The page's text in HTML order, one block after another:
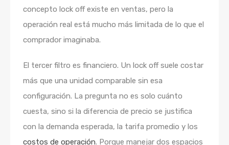
concepto lock off existe en ventas, pero la
operación real está mucho más limitada de lo que el
comprador imaginaba.
El tercer filtro es financiero. Un lock off suele costar
más que una unidad comparable sin esa
configuración. La pregunta no es solo cuánto
cuesta, sino si la diferencia de precio se justifica
con la demanda esperada, la tarifa promedio y los
costos de operación. Porque manejar dos espacios